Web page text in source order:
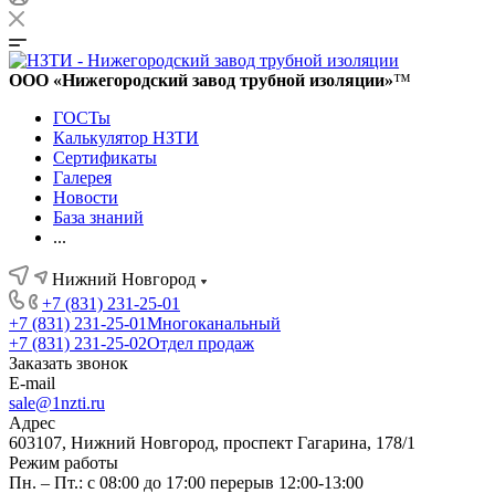
ООО «Нижегородский завод трубной изоляции»™
ГОСТы
Калькулятор НЗТИ
Сертификаты
Галерея
Новости
База знаний
...
Нижний Новгород
+7 (831) 231-25-01
+7 (831) 231-25-01Многоканальный
+7 (831) 231-25-02Отдел продаж
Заказать звонок
E-mail
sale@1nzti.ru
Адрес
603107, Нижний Новгород, проспект Гагарина, 178/1
Режим работы
Пн. – Пт.: с 08:00 до 17:00 перерыв 12:00-13:00